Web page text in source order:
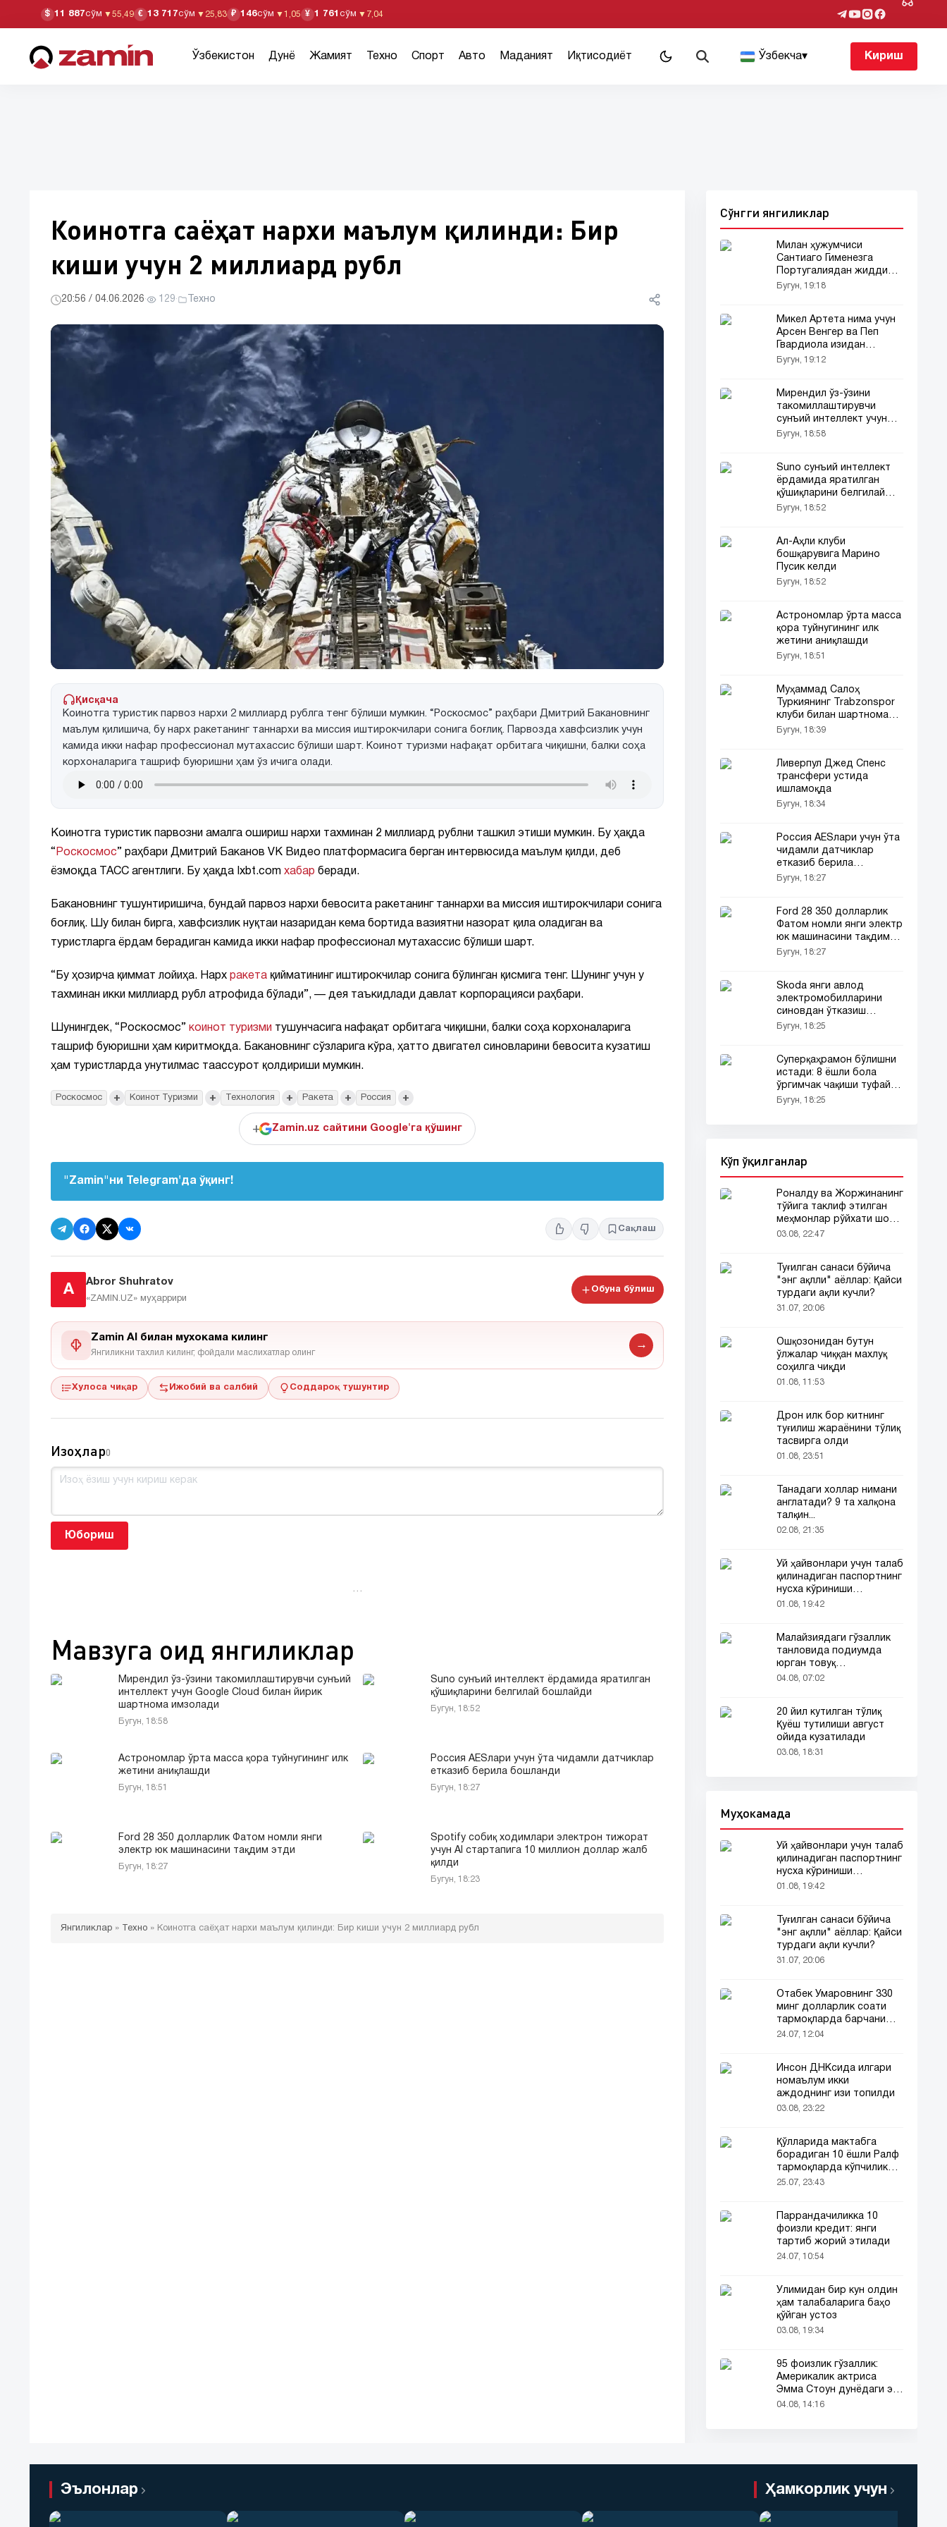
$ 11 887сўм ▼55,49 € 13 717сўм ▼ 25,83 ₽ 146сўм ▼1,05 ¥ 1 761 сўм ▼ 7,04
Ўзбекистон Дунё Жамият Техно Спорт Авто Маданият Иқтисодиёт Ўзбекча▾ Кириш
Коинотга саёҳат нархи маълум қилинди: Бир
киши учун 2 миллиард рубл
20:56 / 04.06.2026· 129· Техно
Қисқача
Коинотга туристик парвоз нархи 2 миллиард рублга тенг бўлиши мумкин. “Роскосмос” раҳбари Дмитрий Бакановнинг
маълум қилишича, бу нарх ракетанинг таннархи ва миссия иштирокчилари сонига боғлиқ. Парвозда хавфсизлик учун
камида икки нафар профессионал мутахассис бўлиши шарт. Коинот туризми нафақат орбитага чиқишни, балки соҳа
корхоналарига ташриф буюришни ҳам ўз ичига олади.
Коинотга туристик парвозни амалга ошириш нархи тахминан 2 миллиард рублни ташкил этиши мумкин. Бу ҳақда
“ Роскосмос” раҳбари Дмитрий Баканов VK Видео платформасига берган интервюсида маълум қилди, деб
ёзмоқда ТАСС агентлиги. Бу ҳақда Ixbt.com хабар беради.
Бакановнинг тушунтиришича, бундай парвоз нархи бевосита ракетанинг таннархи ва миссия иштирокчилари сонига
боғлиқ. Шу билан бирга, хавфсизлик нуқтаи назаридан кема бортида вазиятни назорат қила оладиган ва
туристларга ёрдам берадиган камида икки нафар профессионал мутахассис бўлиши шарт.
“Бу ҳозирча қиммат лойиҳа. Нарх ракета қийматининг иштирокчилар сонига бўлинган қисмига тенг. Шунинг учун у
тахминан икки миллиард рубл атрофида бўлади”, — дея таъкидлади давлат корпорацияси раҳбари.
Шунингдек, “Роскосмос” коинот туризми тушунчасига нафақат орбитага чиқишни, балки соҳа корхоналарига
ташриф буюришни ҳам киритмоқда. Бакановнинг сўзларига кўра, ҳатто двигател синовларини бевосита кузатиш
ҳам туристларда унутилмас таассурот қолдириши мумкин.
Роскосмос + Коинот Туризми + Технология + Ракета + Россия +
+ Zamin.uz сайтини Google'га қўшинг
"Zamin"ни Telegram'да ўқинг!
Сақлаш
A
Abror Shuhratov
«ZAMIN.UZ» муҳаррири
Обуна бўлиш
Zamin AI билан мухокама килинг
Янгиликни тахлил килинг, фойдали маслихатлар олинг
→
Хулоса чиқар Ижобий ва салбий Соддароқ тушунтир
Изоҳлар0
Юбориш
…
Мавзуга оид янгиликлар
Мирендил ўз-ўзини такомиллаштирувчи сунъий
интеллект учун Google Cloud билан йирик
шартнома имзолади
Бугун, 18:58
Suno сунъий интеллект ёрдамида яратилган
қўшиқларини белгилай бошлайди
Бугун, 18:52
Астрономлар ўрта масса қора туйнугининг илк
жетини аниқлашди
Бугун, 18:51
Россия AESлари учун ўта чидамли датчиклар
етказиб берила бошланди
Бугун, 18:27
Ford 28 350 долларлик Фатом номли янги
электр юк машинасини тақдим этди
Бугун, 18:27
Spotify собиқ ходимлари электрон тижорат
учун AI стартапига 10 миллион доллар жалб
қилди
Бугун, 18:23
Янгиликлар » Техно » Коинотга саёҳат нархи маълум қилинди: Бир киши учун 2 миллиард рубл
Сўнгги янгиликлар
Милан ҳужумчиси
Сантиаго Гименезга
Португалиядан жиддий
қизиқиш бор
Бугун, 19:18
Микел Артета нима учун
Арсен Венгер ва Пеп
Гвардиола изидан
бормоқда
Бугун, 19:12
Мирендил ўз-ўзини
такомиллаштирувчи
сунъий интеллект учун
Google Cloud билан йирик
Бугун, 18:58
Suno сунъий интеллект
ёрдамида яратилган
қўшиқларини белгилай
бошлайди
Бугун, 18:52
Ал-Аҳли клуби
бошқарувига Марино
Пусик келди
Бугун, 18:52
Астрономлар ўрта масса
қора туйнугининг илк
жетини аниқлашди
Бугун, 18:51
Муҳаммад Салоҳ
Туркиянинг Trabzonspor
клуби билан шартнома
имзолади
Бугун, 18:39
Ливерпул Джед Спенс
трансфери устида
ишламоқда
Бугун, 18:34
Россия AESлари учун ўта
чидамли датчиклар
етказиб берила
бошланди
Бугун, 18:27
Ford 28 350 долларлик
Фатом номли янги электр
юк машинасини тақдим
этди
Бугун, 18:27
Skoda янги авлод
электромобилларини
синовдан ўтказиш
имконияти тақдим
Бугун, 18:25
Суперқаҳрамон бўлишни
истади: 8 ёшли бола
ўргимчак чақиши туфайли
шифохонага тушди
Бугун, 18:25
Кўп ўқилганлар
Роналду ва Жоржинанинг
тўйига таклиф этилган
меҳмонлар рўйхати шов-
шувда
03.08, 22:47
Туғилган санаси бўйича
"энг ақлли" аёллар: Қайси
турдаги ақли кучли?
31.07, 20:06
Ошқозонидан бутун
ўлжалар чиққан махлуқ
соҳилга чиқди
01.08, 11:53
Дрон илк бор китнинг
туғилиш жараёнини тўлиқ
тасвирга олди
01.08, 23:51
Танадаги холлар нимани
англатади? 9 та халқона
талқин...
02.08, 21:35
Уй ҳайвонлари учун талаб
қилинадиган паспортнинг
нусха кўриниши
тармоқларда тарқалди
01.08, 19:42
Малайзиядаги гўзаллик
танловида подиумда
юрган товуқ
томошабинлар
04.08, 07:02
20 йил кутилган тўлиқ
Қуёш тутилиши август
ойида кузатилади
03.08, 18:31
Муҳокамада
Уй ҳайвонлари учун талаб
қилинадиган паспортнинг
нусха кўриниши
тармоқларда тарқалди
01.08, 19:42
Туғилган санаси бўйича
"энг ақлли" аёллар: Қайси
турдаги ақли кучли?
31.07, 20:06
Отабек Умаровнинг 330
минг долларлик соати
тармоқларда барчани
эътиборини тортди!
24.07, 12:04
Инсон ДНКсида илгари
номаълум икки
аждоднинг изи топилди
03.08, 23:22
Қўлларида мактабга
борадиган 10 ёшли Ралф
тармоқларда кўпчиликни
таъсирлантирди
25.07, 23:43
Паррандачиликка 10
фоизли кредит: янги
тартиб жорий этилади
24.07, 10:54
Ўлимидан бир кун олдин
ҳам талабаларига баҳо
қўйган устоз
03.08, 19:34
95 фоизлик гўзаллик:
Америкалик актриса
Эмма Стоун дунёдаги энг
гўзал аёл деб топилди!
04.08, 14:16
Эълонлар Ҳамкорлик учун